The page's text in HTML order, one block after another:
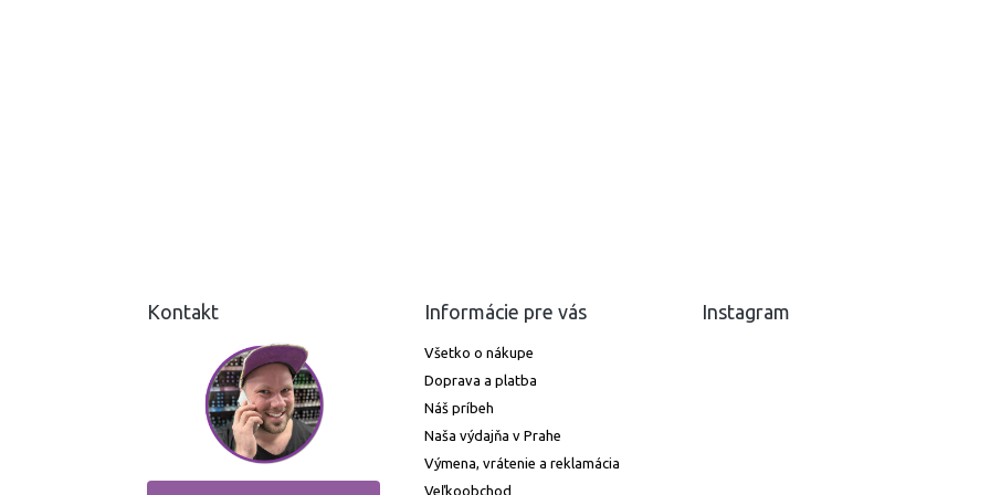
Kontakt Informácie pre vás
Všetko o nákupe
Doprava a platba
Náš príbeh
Naša výdajňa v Prahe
Výmena, vrátenie a reklamácia
Veľkoobchod
Instagram